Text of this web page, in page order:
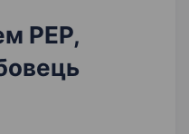
РЕР,